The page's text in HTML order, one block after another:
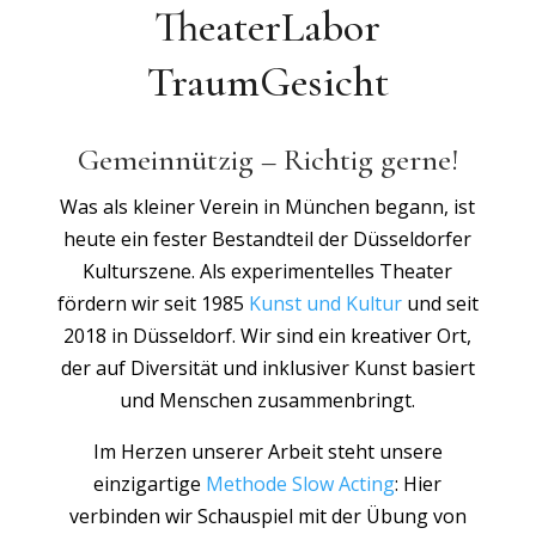
TheaterLabor
TraumGesicht
Gemeinnützig – Richtig gerne!
Was als kleiner Verein in München begann, ist
heute ein fester Bestandteil der Düsseldorfer
Kulturszene. Als experimentelles Theater
fördern wir seit 1985 Kunst und Kulturund seit
2018 in Düsseldorf. Wir sind ein kreativer Ort,
der auf Diversität und inklusiver Kunst basiert
und Menschen zusammenbringt.
Im Herzen unserer Arbeit steht unsere
einzigartige Methode Slow Acting: Hier
verbinden wir Schauspiel mit der Übung von